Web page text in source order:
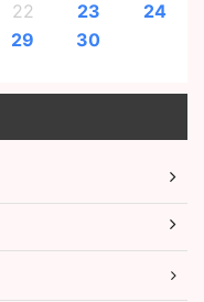
22 23
24
29 30